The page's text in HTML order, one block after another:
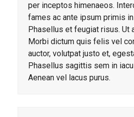
per inceptos himenaeos.
fames ac ante ipsum primis
Phasellus et feugiat risus. Ut
Morbi dictum quis felis vel
auctor, volutpat justo et,
Phasellus sagittis sem in
Aenean vel lacus purus.